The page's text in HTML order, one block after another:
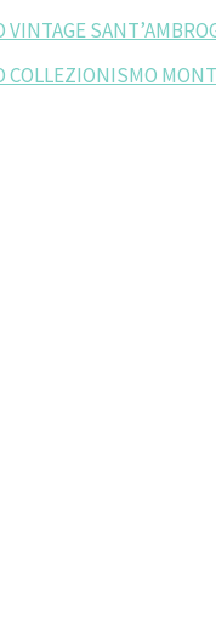
VINTAGE
COLLEZIONISMO